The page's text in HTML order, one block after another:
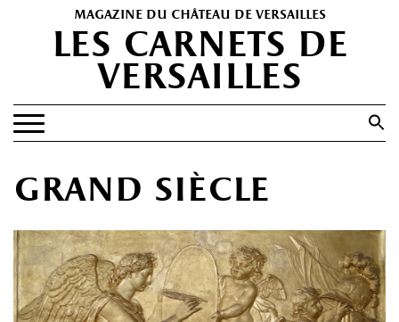
magazine du château de versailles
les carnets de
versailles
Search Button
EXPOSITIONS
PATRIMOINE
SPECTACLES
PORTFOLIOS
HISTOIRE(S)
grand siècle